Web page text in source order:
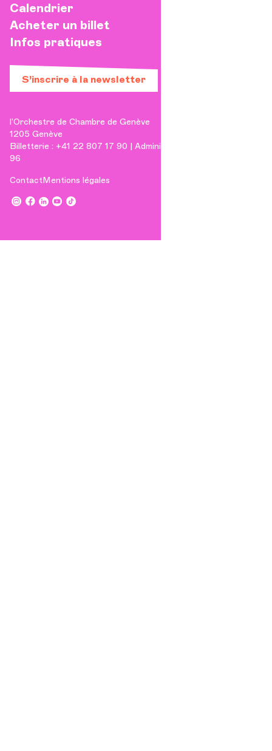
Calendrier
Acheter un billet
Infos pratiques
S’inscrire à la newsletter
l’Orchestre de Chambre de Genève
1205 Genève
Billetterie : +41 22 807 17 90 | Administration : +41 22 807 17
96
ContactMentions légales